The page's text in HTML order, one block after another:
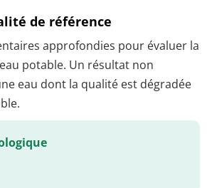
de référence
approfondies pour évaluer la
potable. Un résultat non
eau dont la qualité est dégradée